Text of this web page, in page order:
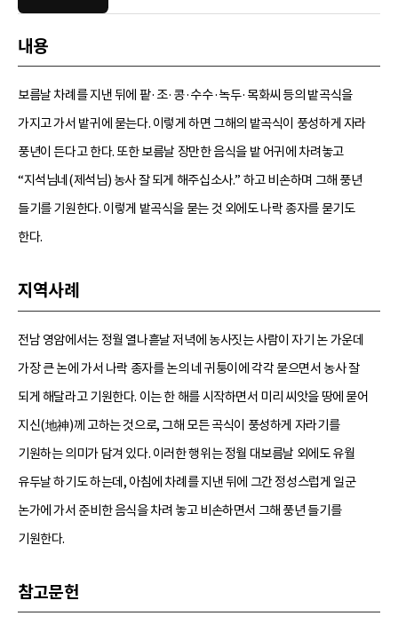
내용
보름날 차례를 지낸 뒤에 팥·조·콩·수수·녹두·목화씨 등의 밭곡식을
가지고 가서 밭귀에 묻는다. 이렇게 하면 그해의 밭곡식이 풍성하게 자라
풍년이 든다고 한다. 또한 보름날 장만한 음식을 밭 어귀에 차려놓고
“지석님네(제석님) 농사 잘 되게 해주십소사.” 하고 비손하며 그해 풍년
들기를 기원한다. 이렇게 밭곡식을 묻는 것 외에도 나락 종자를 묻기도
한다.
지역사례
전남 영암에서는 정월 열나흗날 저녁에 농사짓는 사람이 자기 논 가운데
가장 큰 논에 가서 나락 종자를 논의 네 귀퉁이에 각각 묻으면서 농사 잘
되게 해달라고 기원한다. 이는 한 해를 시작하면서 미리 씨앗을 땅에 묻어
지신(地神)께 고하는 것으로, 그해 모든 곡식이 풍성하게 자라기를
기원하는 의미가 담겨 있다. 이러한 행위는 정월 대보름날 외에도 유월
유두날 하기도 하는데, 아침에 차례를 지낸 뒤에 그간 정성스럽게 일군
논가에 가서 준비한 음식을 차려 놓고 비손하면서 그해 풍년 들기를
기원한다.
참고문헌